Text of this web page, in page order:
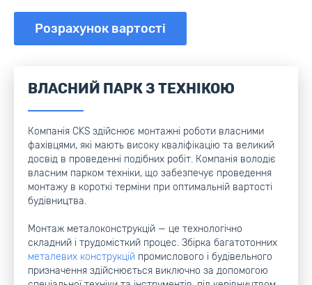
Розрахунок вартості
ВЛАСНИЙ ПАРК З ТЕХНІКОЮ
Компанія CKS здійснює монтажні роботи власними
фахівцями, які мають високу кваліфікацію та великий
досвід в проведенні подібних робіт. Компанія володіє
власним парком техніки, що забезпечує проведення
монтажу в короткі терміни при оптимальній вартості
будівництва.
Монтаж металоконструкцій — це технологічно
складний і трудомісткий процес. Збірка багатотонних
металевих конструкцій промислового і будівельного
призначення здійснюється виключно за допомогою